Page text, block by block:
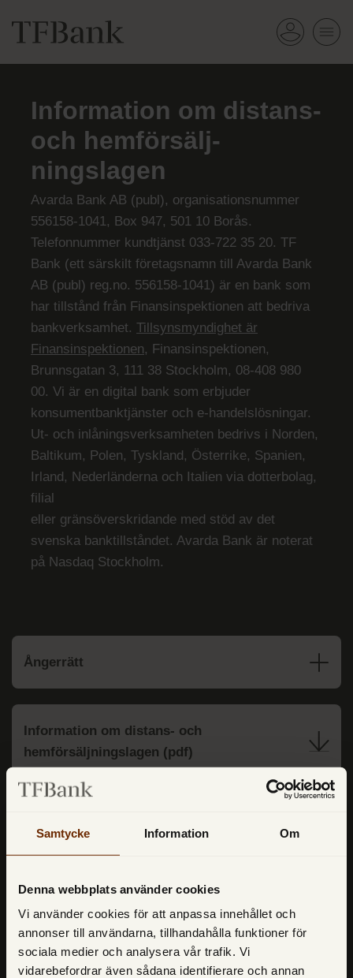
Samtycke Information Om
Denna webbplats använder cookies
Vi använder cookies för att anpassa innehållet och
annonser till användarna, tillhandahålla funktioner för
sociala medier och analysera vår trafik. Vi
vidarebefordrar även sådana identifierare och annan
Information om distans-
och hemförsälj­
ningslagen
Avarda Bank AB (publ), organisationsnummer
556158-1041, Box 947, 501 10 Borås.
Telefonnummer kundtjänst 033-722 35 20. TF
Bank (ett särskilt företagsnamn till Avarda Bank
AB (publ) reg.no. 556158-1041) är en bank som
har tillstånd från Finansinspektionen att bedriva
bankverksamhet. Tillsynsmyndighet är
Finansinspektionen, Finansinspektionen,
Brunnsgatan 3, 111 38 Stockholm, 08-408 980
00. Vi är en digital bank som erbjuder
konsumentbanktjänster och e-handelslösningar.
Ut- och inlåningsverksamheten bedrivs i Norden,
Baltikum, Polen, Tyskland, Österrike, Spanien,
Irland, Nederländerna och Italien via dotterbolag,
filial
eller gränsöverskridande med stöd av det
svenska banktillståndet. Avarda Bank är noterat
på Nasdaq Stockholm.
Ångerrätt
Information om distans- och
hemförsäljningslagen (pdf)
företagsnamn till Avarda Bank AB (publ)
reg.no. 556158-1041)
Box 947, 501 10 Borås